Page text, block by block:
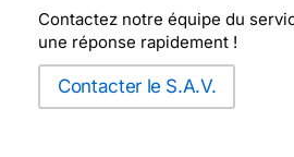
Contactez notre équipe du
une réponse rapidement !
Contacter le S.A.V.